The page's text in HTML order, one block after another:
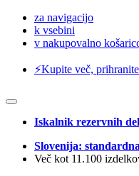
za navigacijo
k vsebini
v nakupovalno
⚡️Kupite več,
Iskalnik rezervnih
Slovenija:
Več kot 11.100